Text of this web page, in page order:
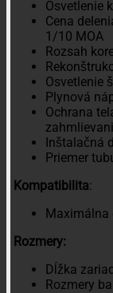
Osvetlenie
Cena
1/10 MOA
Rozsah
Osvetlenie
Plynová
Ochrana
Inštalačná
Priemer
Kompatibilita:
Maximálna
Rozmery:
Dĺžka
Rozmery